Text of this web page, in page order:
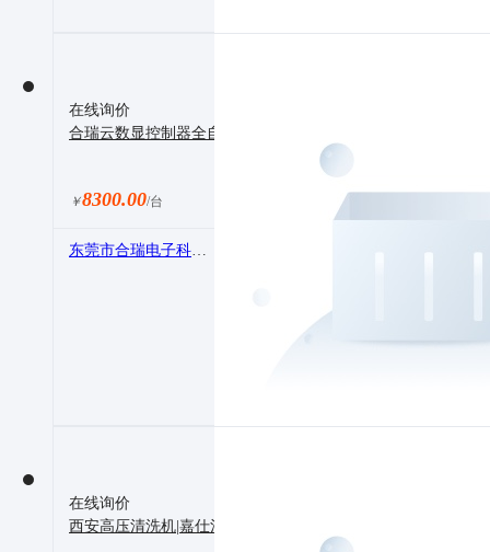
在线询价
合瑞云数显控制器全自动鞋底清洁机HRSC-1500无尘净化风
￥8300.00/台
东莞市合瑞电子科技有限公司
在线询价
西安高压清洗机|嘉仕清洁设备销售维修租赁公司